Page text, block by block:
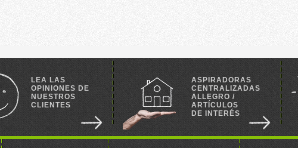
LEA LAS
OPINIONES DE
NUESTROS
CLIENTES
ASPIRADORAS
CENTRALIZADAS
ALLEGRO /
ARTÍCULOS
DE INTERÉS